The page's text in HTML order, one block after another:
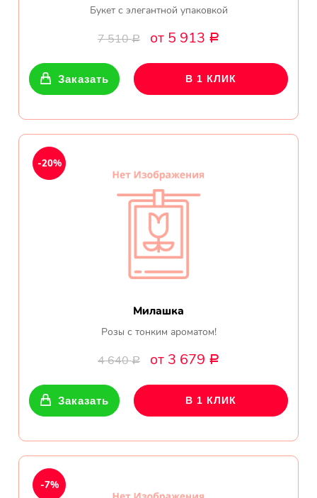
Букет с элегантной упаковкой
7 510Р от 5 913 Р
Заказать В 1 КЛИК
Милашка
Розы с тонким ароматом!
4 640Р от 3 679 Р
-20%
Заказать В 1 КЛИК
-7%